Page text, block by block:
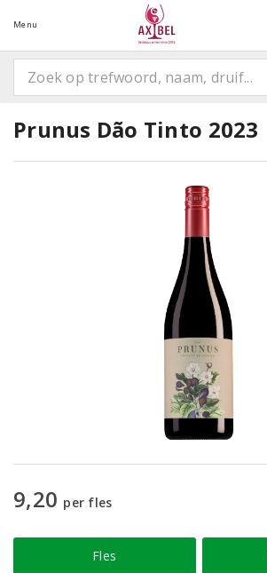
Menu
Prunus Dão Tinto 2023
9,20 per fles
Fles